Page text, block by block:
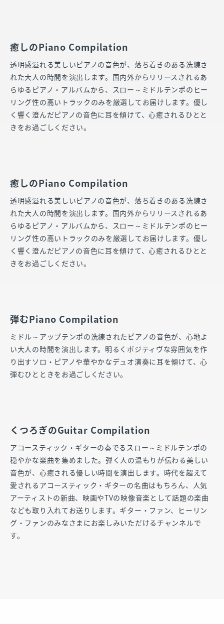
癒しのPiano Compilation
透明感溢れる美しいピアノの音色が、落ち着きのある洗練さ
れた大人の時間を演出します。国内外からリリースされるあ
らゆるピアノ・アルバムから、スロー～ミドルテンポのヒー
リング性の高いトラックのみを厳選してお届けします。優し
く響く澄んだピアノの音色に耳を傾けて、心癒されるひとと
きをお過ごしください。
癒しのPiano Compilation
透明感溢れる美しいピアノの音色が、落ち着きのある洗練さ
れた大人の時間を演出します。国内外からリリースされるあ
らゆるピアノ・アルバムから、スロー～ミドルテンポのヒー
リング性の高いトラックのみを厳選してお届けします。優し
く響く澄んだピアノの音色に耳を傾けて、心癒されるひとと
きをお過ごしください。
弾むPiano Compilation
ミドル～アップテンポの洗練されたピアノの音色が、心地よ
い大人の時間を演出します。明るくポジティヴな雰囲気を作
り出すソロ・ピアノや華やかなデュオ演奏に耳を傾けて、心
弾むひとときをお過ごしください。
くつろぎのGuitar Compilation
アコースティック・ギターの奏でるスロー～ミドルテンポの
穏やかな楽曲を集めました。弾く人の温もりが伝わる美しい
音色が、心癒される優しい時間を演出します。時代を超えて
愛されるアコースティック・ギターの名曲はもちろん、人気
アーティストの新曲、映画やTVの映像音楽として話題の楽曲
なども取り入れてお送りします。ギター・ファン、ヒーリン
グ・ファンのみなさまにお楽しみいただけるチャンネルで
す。